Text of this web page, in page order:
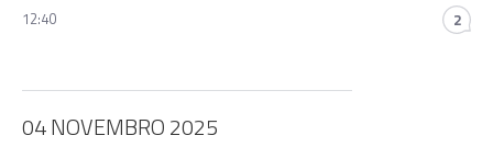
12:40 2
04 NOVEMBRO 2025